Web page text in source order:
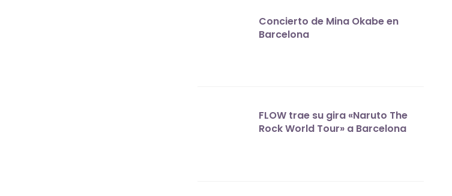
Concierto de Mina Okabe en
Barcelona
FLOW trae su gira «Naruto The
Rock World Tour» a Barcelona